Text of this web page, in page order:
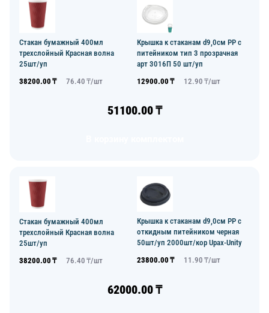
Стакан бумажный 400мл
трехслойный Красная волна
25шт/уп
38200.00 ₸ 76.40 ₸/шт
Крышка к стаканам d9,0см PP с
питейником тип 3 прозрачная
арт 3016П 50 шт/уп
12900.00 ₸ 12.90 ₸/шт
51100.00₸
Стакан бумажный 400мл
трехслойный Красная волна
25шт/уп
38200.00 ₸ 76.40 ₸/шт
Крышка к стаканам d9,0см PP с
откидным питейником черная
50шт/уп 2000шт/кор Upax-Unity
23800.00 ₸ 11.90 ₸/шт
62000.00₸